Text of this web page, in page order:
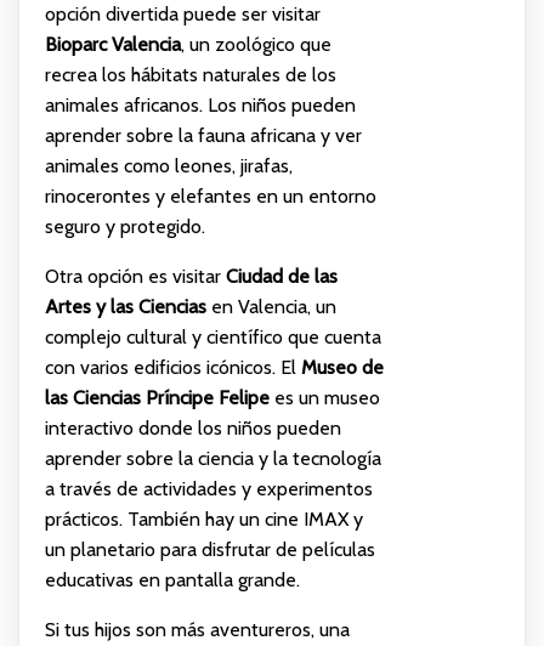
opción divertida puede ser visitar
Bioparc Valencia, un zoológico que
recrea los hábitats naturales de los
animales africanos. Los niños pueden
aprender sobre la fauna africana y ver
animales como leones, jirafas,
rinocerontes y elefantes en un entorno
seguro y protegido.
Otra opción es visitar Ciudad de las
Artes y las Cienciasen Valencia, un
complejo cultural y científico que cuenta
con varios edificios icónicos. El Museo de
las Ciencias Príncipe Felipees un museo
interactivo donde los niños pueden
aprender sobre la ciencia y la tecnología
a través de actividades y experimentos
prácticos. También hay un cine IMAX y
un planetario para disfrutar de películas
educativas en pantalla grande.
Si tus hijos son más aventureros, una